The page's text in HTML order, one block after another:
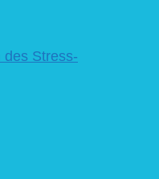
des Stress-